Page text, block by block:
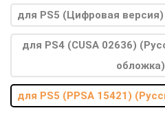
для PS5 (Цифровая
для PS4 (CUSA 02636)
для PS5 (PPSA 15421)